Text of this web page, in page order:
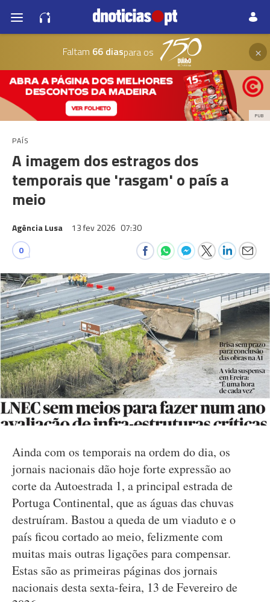
Faltam 66 diaspara os ×
PUB
PAÍS
A imagem dos estragos dos
temporais que 'rasgam' o país a
meio
Agência Lusa 13 fev 2026 07:30
0
Ainda com os temporais na ordem do dia, os
jornais nacionais dão hoje forte expressão ao
corte da Autoestrada 1, a principal estrada de
Portuga Continental, que as águas das chuvas
destruíram. Bastou a queda de um viaduto e o
país ficou cortado ao meio, felizmente com
muitas mais outras ligações para compensar.
Estas são as primeiras páginas dos jornais
nacionais desta sexta-feira, 13 de Fevereiro de